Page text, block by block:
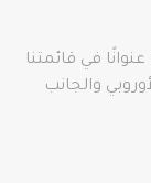
قائمة أفضل مراكز التسوق في اسطنبول، 25 عنوانًا في قائمتنا
والجانب